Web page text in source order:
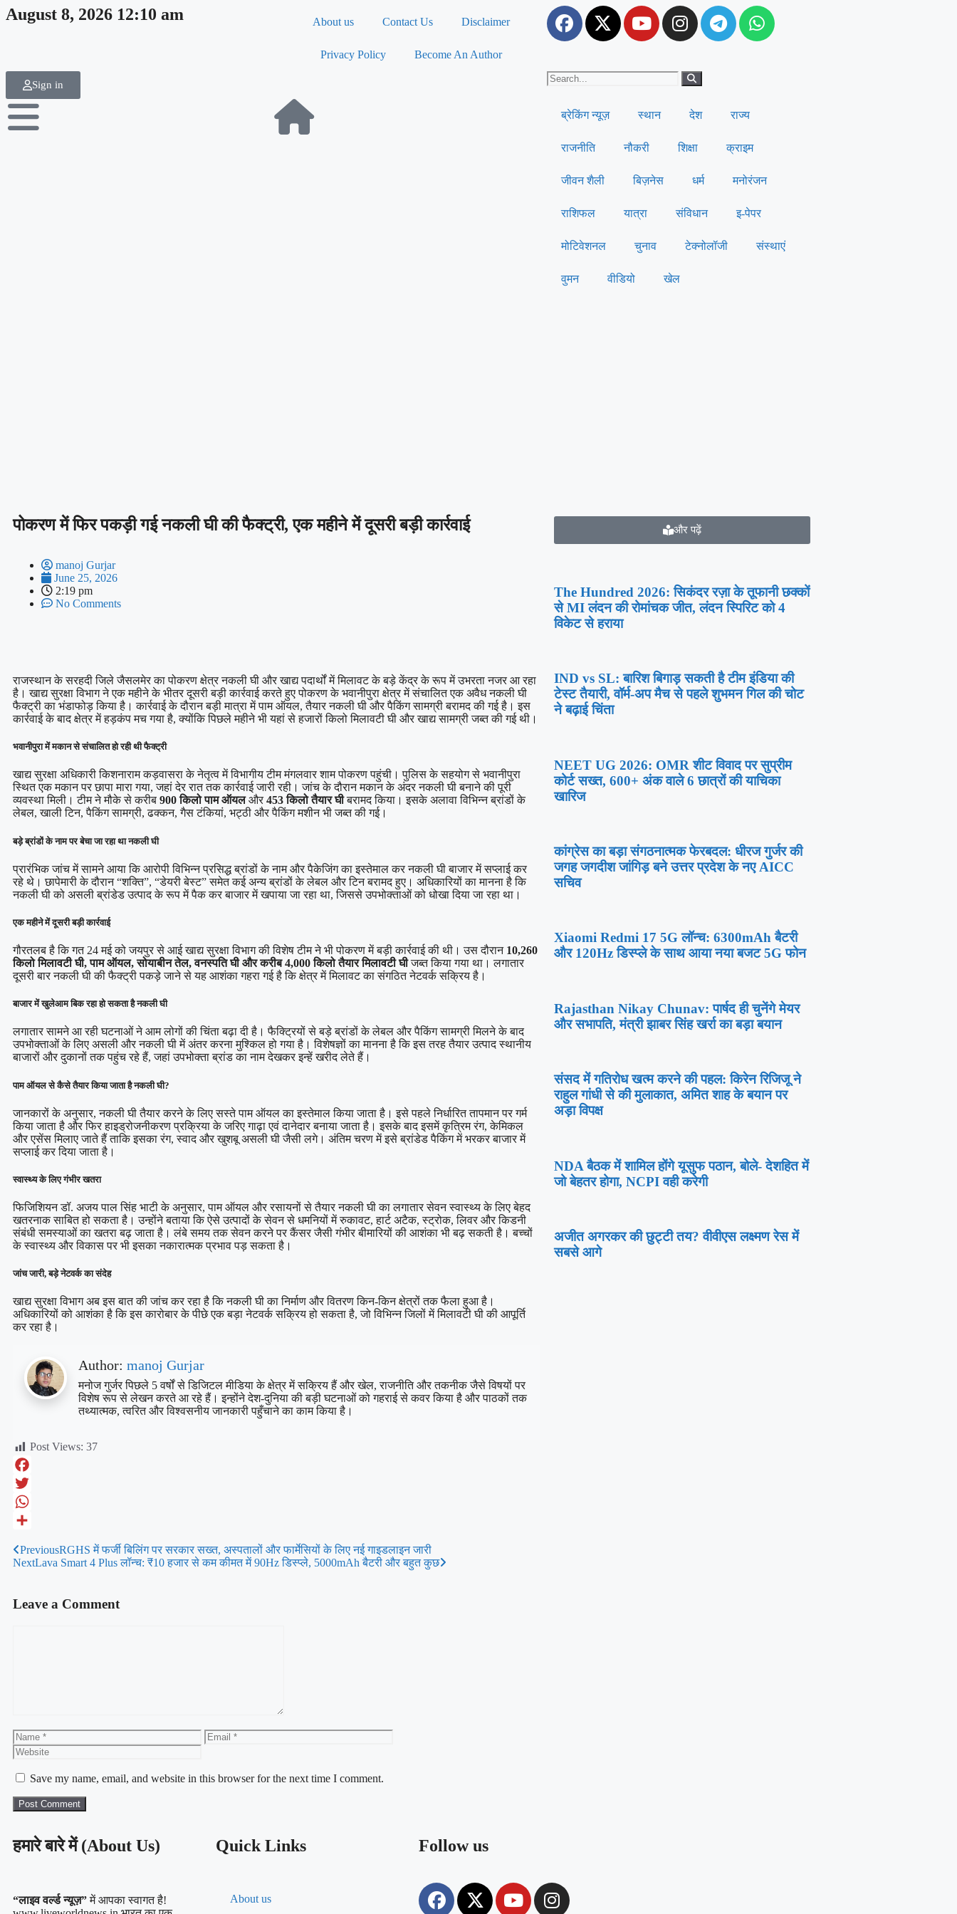
August 8, 2026 12:10 am About us Contact Us Disclaimer
Privacy Policy Become An Author
Sign in
ब्रेकिंग न्यूज़ स्थान देश राज्य
राजनीति नौकरी शिक्षा क्राइम
जीवन शैली बिज़नेस धर्म मनोरंजन
राशिफल यात्रा संविधान इ-पेपर
मोटिवेशनल चुनाव टेक्नोलॉजी संस्थाएं
वुमन वीडियो खेल
पोकरण में फिर पकड़ी गई नकली घी की फैक्ट्री, एक महीने में दूसरी बड़ी कार्रवाई
manoj Gurjar
June 25, 2026
2:19 pm
No Comments
राजस्थान के सरहदी जिले जैसलमेर का पोकरण क्षेत्र नकली घी और खाद्य पदार्थों में मिलावट के बड़े केंद्र के रूप में उभरता नजर आ रहा
है। खाद्य सुरक्षा विभाग ने एक महीने के भीतर दूसरी बड़ी कार्रवाई करते हुए पोकरण के भवानीपुरा क्षेत्र में संचालित एक अवैध नकली घी
फैक्ट्री का भंडाफोड़ किया है। कार्रवाई के दौरान बड़ी मात्रा में पाम ऑयल, तैयार नकली घी और पैकिंग सामग्री बरामद की गई है। इस
कार्रवाई के बाद क्षेत्र में हड़कंप मच गया है, क्योंकि पिछले महीने भी यहां से हजारों किलो मिलावटी घी और खाद्य सामग्री जब्त की गई थी।
भवानीपुरा में मकान से संचालित हो रही थी फैक्ट्री
खाद्य सुरक्षा अधिकारी किशनाराम कड़वासरा के नेतृत्व में विभागीय टीम मंगलवार शाम पोकरण पहुंची। पुलिस के सहयोग से भवानीपुरा
स्थित एक मकान पर छापा मारा गया, जहां देर रात तक कार्रवाई जारी रही। जांच के दौरान मकान के अंदर नकली घी बनाने की पूरी
व्यवस्था मिली। टीम ने मौके से करीब 900 किलो पाम ऑयलऔर 453 किलो तैयार घीबरामद किया। इसके अलावा विभिन्न ब्रांडों के
लेबल, खाली टिन, पैकिंग सामग्री, ढक्कन, गैस टंकियां, भट्ठी और पैकिंग मशीन भी जब्त की गई।
बड़े ब्रांडों के नाम पर बेचा जा रहा था नकली घी
प्रारंभिक जांच में सामने आया कि आरोपी विभिन्न प्रसिद्ध ब्रांडों के नाम और पैकेजिंग का इस्तेमाल कर नकली घी बाजार में सप्लाई कर
रहे थे। छापेमारी के दौरान “शक्ति”, “डेयरी बेस्ट” समेत कई अन्य ब्रांडों के लेबल और टिन बरामद हुए। अधिकारियों का मानना है कि
नकली घी को असली ब्रांडेड उत्पाद के रूप में पैक कर बाजार में खपाया जा रहा था, जिससे उपभोक्ताओं को धोखा दिया जा रहा था।
एक महीने में दूसरी बड़ी कार्रवाई
गौरतलब है कि गत 24 मई को जयपुर से आई खाद्य सुरक्षा विभाग की विशेष टीम ने भी पोकरण में बड़ी कार्रवाई की थी। उस दौरान 10,260
किलो मिलावटी घी, पाम ऑयल, सोयाबीन तेल, वनस्पति घी और करीब 4,000 किलो तैयार मिलावटी घीजब्त किया गया था। लगातार
दूसरी बार नकली घी की फैक्ट्री पकड़े जाने से यह आशंका गहरा गई है कि क्षेत्र में मिलावट का संगठित नेटवर्क सक्रिय है।
बाजार में खुलेआम बिक रहा हो सकता है नकली घी
लगातार सामने आ रही घटनाओं ने आम लोगों की चिंता बढ़ा दी है। फैक्ट्रियों से बड़े ब्रांडों के लेबल और पैकिंग सामग्री मिलने के बाद
उपभोक्ताओं के लिए असली और नकली घी में अंतर करना मुश्किल हो गया है। विशेषज्ञों का मानना है कि इस तरह तैयार उत्पाद स्थानीय
बाजारों और दुकानों तक पहुंच रहे हैं, जहां उपभोक्ता ब्रांड का नाम देखकर इन्हें खरीद लेते हैं।
पाम ऑयल से कैसे तैयार किया जाता है नकली घी?
जानकारों के अनुसार, नकली घी तैयार करने के लिए सस्ते पाम ऑयल का इस्तेमाल किया जाता है। इसे पहले निर्धारित तापमान पर गर्म
किया जाता है और फिर हाइड्रोजनीकरण प्रक्रिया के जरिए गाढ़ा एवं दानेदार बनाया जाता है। इसके बाद इसमें कृत्रिम रंग, केमिकल
और एसेंस मिलाए जाते हैं ताकि इसका रंग, स्वाद और खुशबू असली घी जैसी लगे। अंतिम चरण में इसे ब्रांडेड पैकिंग में भरकर बाजार में
सप्लाई कर दिया जाता है।
स्वास्थ्य के लिए गंभीर खतरा
फिजिशियन डॉ. अजय पाल सिंह भाटी के अनुसार, पाम ऑयल और रसायनों से तैयार नकली घी का लगातार सेवन स्वास्थ्य के लिए बेहद
खतरनाक साबित हो सकता है। उन्होंने बताया कि ऐसे उत्पादों के सेवन से धमनियों में रुकावट, हार्ट अटैक, स्ट्रोक, लिवर और किडनी
संबंधी समस्याओं का खतरा बढ़ जाता है। लंबे समय तक सेवन करने पर कैंसर जैसी गंभीर बीमारियों की आशंका भी बढ़ सकती है। बच्चों
के स्वास्थ्य और विकास पर भी इसका नकारात्मक प्रभाव पड़ सकता है।
जांच जारी, बड़े नेटवर्क का संदेह
खाद्य सुरक्षा विभाग अब इस बात की जांच कर रहा है कि नकली घी का निर्माण और वितरण किन-किन क्षेत्रों तक फैला हुआ है।
अधिकारियों को आशंका है कि इस कारोबार के पीछे एक बड़ा नेटवर्क सक्रिय हो सकता है, जो विभिन्न जिलों में मिलावटी घी की आपूर्ति
कर रहा है।
Author: manoj Gurjar
मनोज गुर्जर पिछले 5 वर्षों से डिजिटल मीडिया के क्षेत्र में सक्रिय हैं और खेल, राजनीति और तकनीक जैसे विषयों पर
विशेष रूप से लेखन करते आ रहे हैं। इन्होंने देश-दुनिया की बड़ी घटनाओं को गहराई से कवर किया है और पाठकों तक
तथ्यात्मक, त्वरित और विश्वसनीय जानकारी पहुँचाने का काम किया है।
Post Views: 37
Facebook
Twitter
WhatsApp
PreviousRGHS में फर्जी बिलिंग पर सरकार सख्त, अस्पतालों और फार्मेसियों के लिए नई गाइडलाइन जारी
NextLava Smart 4 Plus लॉन्च: ₹10 हजार से कम कीमत में 90Hz डिस्प्ले, 5000mAh बैटरी और बहुत कुछ
Leave a Comment
Save my name, email, and website in this browser for the next time I comment.
और पढ़ें
The Hundred 2026: सिकंदर रज़ा के तूफानी छक्कों
से MI लंदन की रोमांचक जीत, लंदन स्पिरिट को 4
विकेट से हराया
IND vs SL: बारिश बिगाड़ सकती है टीम इंडिया की
टेस्ट तैयारी, वॉर्म-अप मैच से पहले शुभमन गिल की चोट
ने बढ़ाई चिंता
NEET UG 2026: OMR शीट विवाद पर सुप्रीम
कोर्ट सख्त, 600+ अंक वाले 6 छात्रों की याचिका
खारिज
कांग्रेस का बड़ा संगठनात्मक फेरबदल: धीरज गुर्जर की
जगह जगदीश जांगिड़ बने उत्तर प्रदेश के नए AICC
सचिव
Xiaomi Redmi 17 5G लॉन्च: 6300mAh बैटरी
और 120Hz डिस्प्ले के साथ आया नया बजट 5G फोन
Rajasthan Nikay Chunav: पार्षद ही चुनेंगे मेयर
और सभापति, मंत्री झाबर सिंह खर्रा का बड़ा बयान
संसद में गतिरोध खत्म करने की पहल: किरेन रिजिजू ने
राहुल गांधी से की मुलाकात, अमित शाह के बयान पर
अड़ा विपक्ष
NDA बैठक में शामिल होंगे यूसुफ पठान, बोले- देशहित में
जो बेहतर होगा, NCPI वही करेगी
अजीत अगरकर की छुट्टी तय? वीवीएस लक्ष्मण रेस में
सबसे आगे
हमारे बारे में (About Us)
“लाइव वर्ल्ड न्यूज़”में आपका स्वागत है!
Quick Links
About us
Follow us